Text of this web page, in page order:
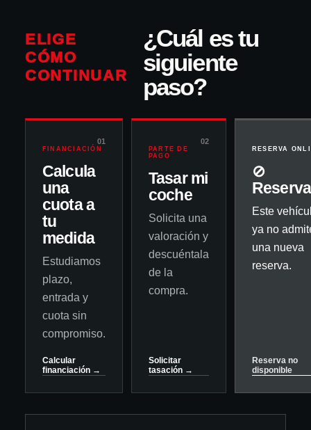
ELIGE
CÓMO
CONTINUAR
¿Cuál es tu
siguiente
paso?
01
FINANCIACIÓN
Calcula
una
cuota a
tu
medida
Estudiamos
plazo,
entrada y
cuota sin
compromiso.
Calcular
financiación →
02
PARTE DE
PAGO
Tasar mi
coche
Solicita una
valoración y
descuéntala
de la
compra.
Solicitar
tasación →
RESERVA
⊘
Este
ya no
una nueva
reserva.
Reserva no
disponible